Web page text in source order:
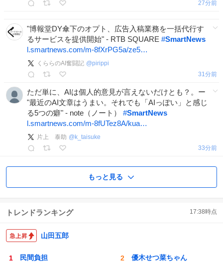
27分前
"博報堂DY傘下のオプト、広告入稿業務を一括代行す
るサービスを提供開始" - RTB SQUARE #SmartNews
l.smartnews.com/m-8fXrPG5a/ze5…
くららのAI奮闘記 @pirippi
31分前
ただ単に、AIは個人的意見が言えないだけとも？。ー
"最近のAI文章はうまい。それでも「AIっぽい」と感じ
る5つの癖" - note（ノート） #SmartNews
l.smartnews.com/m-8fUTez8A/kua…
片上 泰助 @ k_taisuke
33分前
もっと見る
トレンドランキング 17:38時点
山田五郎
民間負担 優木せつ菜ちゃん